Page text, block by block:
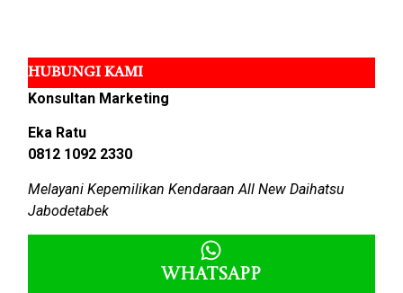
HUBUNGI KAMI
Konsultan Marketing
Eka Ratu
0812 1092 2330
Melayani Kepemilikan Kendaraan All New Daihatsu
Jabodetabek
Whatsapp